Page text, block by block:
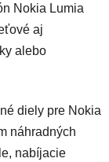
Nokia Lumia
aj
alebo
diely pre Nokia
náhradných
nabíjacie